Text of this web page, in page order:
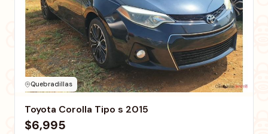
Quebradillas
Toyota Corolla Tipo s 2015
$6,995